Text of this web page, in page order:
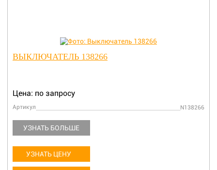
ВЫКЛЮЧАТЕЛЬ 138266
Цена: по запросу
Артикул N138266
УЗНАТЬ БОЛЬШЕ
УЗНАТЬ ЦЕНУ